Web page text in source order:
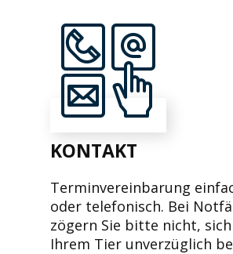
KONTAKT
Terminvereinbarung
oder telefonisch. Bei
zögern Sie bitte nicht,
Ihrem Tier unverzüglich